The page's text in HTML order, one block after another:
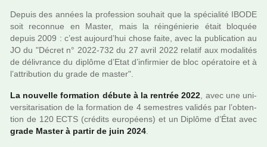
Depuis des années la pro­fes­sion sou­hait que la spé­cia­lité IBODE
soit reconnue en Master, mais la réin­gé­nie­rie était blo­quée
depuis 2009 : c’est aujourd’hui chose faite, avec la publi­ca­tion au
JO du "Décret n° 2022-732 du 27 avril 2022 rela­tif aux moda­li­tés
de déli­vrance du diplôme d’Etat d’infir­mier de bloc opé­ra­toire et à
l’attri­bu­tion du grade de master".
La nou­velle for­ma­tion débute à la ren­trée 2022 , avec une uni­
ver­si­ta­ri­sa­tion de la for­ma­tion de 4 semes­tres vali­dés par l’obten­
tion de 120 ECTS (cré­dits euro­péens) et un Diplôme d’État avec
grade Master à partir de juin 2024